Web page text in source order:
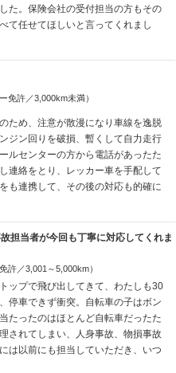
た。保険会社の受付担当の方もその
て任せてほしいと言ってくれまし
免許／3,000km未満）
ため、注意が散漫になり車線を逸脱
ジン回りを破損、暫くして自力走行
ルセンターの方から電話があったた
連絡をとり、レッカー車を手配して
も連携して、その後の対応も的確に
担当者が今回も丁寧に対応してくれま
許／3,001～5,000km）
ップで飛び出してきて、わたしも30
停車できず衝突。自転車の子はボン
たったのはほとんど自転車だったた
されてしまい、人身事故、物損事故
は以前にも担当していただき、いつ